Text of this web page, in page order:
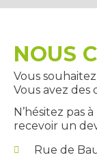
NOUS
Vous
Vous avez des
N’hésitez pas
recevoir un
Rue de